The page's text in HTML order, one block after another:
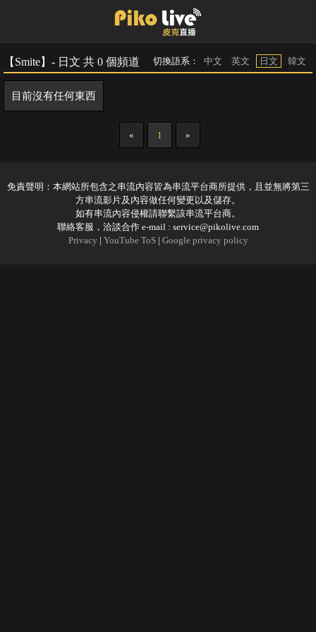
【Smite】- 日文 共 0 個頻道 切換語系： 中文 英文 日文 韓文
目前沒有任何東西
« 1 »
免責聲明：本網站所包含之串流內容皆為串流平台商所提供，且並無將第三
方串流影片及內容做任何變更以及儲存。
如有串流內容侵權請聯繫該串流平台商。
聯絡客服，洽談合作 e-mail : service@pikolive.com
Privacy | YouTube ToS| Google privacy policy